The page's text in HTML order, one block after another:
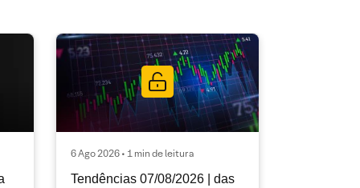
6 Ago 2026 • 1 min de leitura
Tendências 07/08/2026 | das